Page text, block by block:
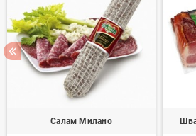
Салам Милано